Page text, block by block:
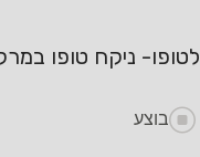
לטופו- ניקח טופו
בוצע